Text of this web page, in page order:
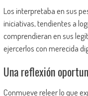
Los interpretaba en sus
iniciativas, tendientes a
comprendieran en sus
ejercerlos con merecida
Una reflexión
Conmueve releer lo que